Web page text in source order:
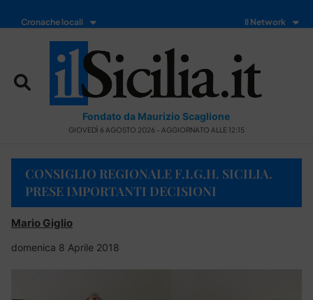
Cronache locali Il Network
Fondato da Maurizio Scaglione
GIOVEDÌ 6 AGOSTO 2026 - AGGIORNATO ALLE 12:15
CONSIGLIO REGIONALE F.I.G.H. SICILIA.
PRESE IMPORTANTI DECISIONI
Mario Giglio
domenica 8 Aprile 2018